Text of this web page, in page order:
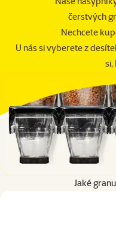
čerstvých
Nechcete
U nás si vyberete z
si,
Jaké